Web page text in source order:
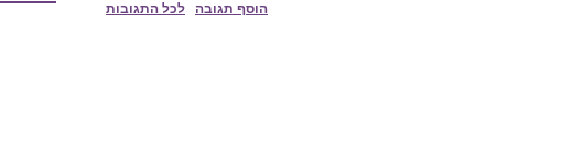
הוסף תגובה
לכל התגובות